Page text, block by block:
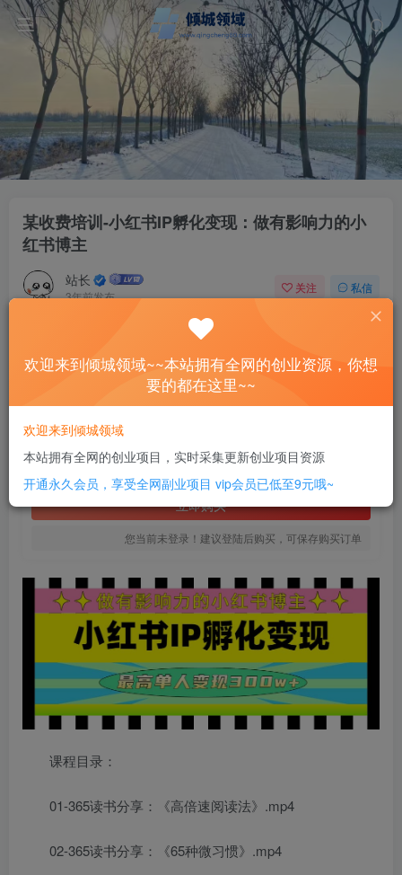
某收费培训-小红书IP孵化变现：做有影响力的小
红书博主
站长
3年前发布
关注 私信
某收费培训-小红书IP孵化变现：做有影响力的小红书博主
此内容为付费资源，请付费后查看
SVIP全站会员 免费
立即购买
您当前未登录！建议登陆后购买，可保存购买订单
课程目录：
01-365读书分享：《高倍速阅读法》.mp4
02-365读书分享：《65种微习惯》.mp4
欢迎来到倾城领域~~本站拥有全网的创业资源，你想
要的都在这里~~
欢迎来到倾城领域
本站拥有全网的创业项目，实时采集更新创业项目资源
开通永久会员，享受全网副业项目 vip会员已低至9元哦~